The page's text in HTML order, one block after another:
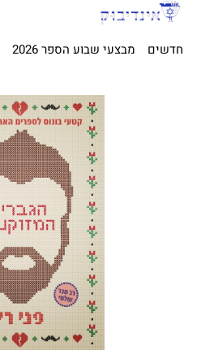
חדשים מבצעי שבוע הספר 2026